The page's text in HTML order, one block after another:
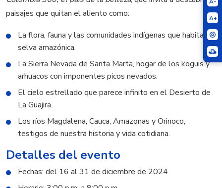
A+
paisajes que quitan el aliento como:
La flora, fauna y las comunidades indígenas que habitan la
selva amazónica.
La Sierra Nevada de Santa Marta, hogar de los koguis y
arhuacos con imponentes picos nevados.
El cielo estrellado que parece infinito en el Desierto de
La Guajira.
Los ríos Magdalena, Cauca, Amazonas y Orinoco,
testigos de nuestra historia y vida cotidiana.
Detalles del evento
Fechas: del 16 al 31 de diciembre de 2024